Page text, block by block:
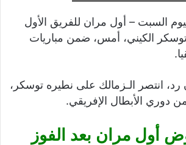
السبت – أول مران للفريق الأول
توسكر الكيني، أمس، ضمن مباريات
رد، انتصر الـزمالك على نطيره توسكر،
أول مران بعد الفوز